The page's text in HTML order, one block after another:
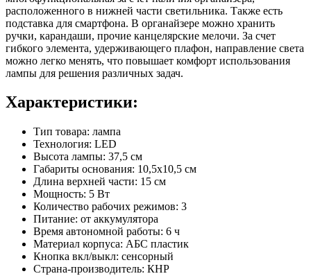
расположенного в нижней части светильника. Также есть
подставка для смартфона. В органайзере можно хранить
ручки, карандаши, прочие канцелярские мелочи. За счет
гибкого элемента, удерживающего плафон, направление света
можно легко менять, что повышает комфорт использования
лампы для решения различных задач.
Характеристики:
Тип товара: лампа
Технология: LED
Высота лампы: 37,5 см
Габариты основания: 10,5х10,5 см
Длина верхней части: 15 см
Мощность: 5 Вт
Количество рабочих режимов: 3
Питание: от аккумулятора
Время автономной работы: 6 ч
Материал корпуса: АБС пластик
Кнопка вкл/выкл: сенсорный
Страна-производитель: КНР